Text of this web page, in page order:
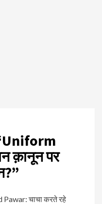
Uniform
क़ानून पर
”
चाचा करते रहे